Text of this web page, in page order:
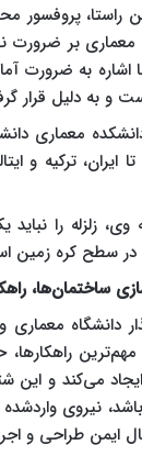
راستا، پروفسور
معماری بر ضرورت
اشاره به ضرورت
و به دلیل قرار
معماری
تا ایران، ترکیه و
وی، زلزله را
سطح کره زمین
ساختمان‌ها،
دانشگاه
مهم‌ترین
می‌کند و این
نیروی
ایمن طراحی و